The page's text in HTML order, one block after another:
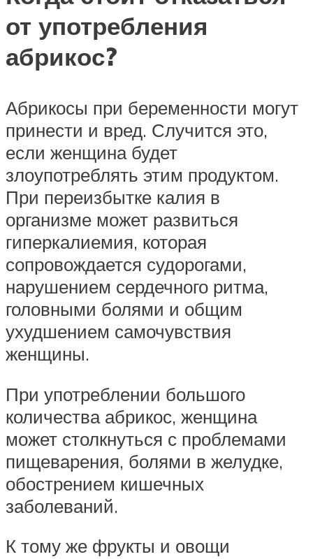
от употребления
абрикос?
Абрикосы при беременности могут
принести и вред. Случится это,
если женщина будет
злоупотреблять этим продуктом.
При переизбытке калия в
организме может развиться
гиперкалиемия, которая
сопровождается судорогами,
нарушением сердечного ритма,
головными болями и общим
ухудшением самочувствия
женщины.
При употреблении большого
количества абрикос, женщина
может столкнуться с проблемами
пищеварения, болями в желудке,
обострением кишечных
заболеваний.
К тому же фрукты и овощи